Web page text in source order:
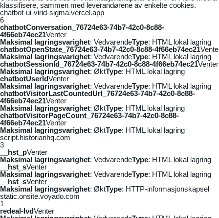
klassifisere, sammen med leverandørene av enkelte cookies.
chatbot-ui-virid-sigma.vercel.app
6
chatbotConversation_76724e63-74b7-42c0-8c88-
4f66eb74ec21Venter
Maksimal lagringsvarighet: VedvarendeType: HTML lokal lagring
chatbotOpenState_76724e63-74b7-42c0-8c88-4f66eb74ec21
Maksimal lagringsvarighet: VedvarendeType: HTML lokal lagring
chatbotSessionId_76724e63-74b7-42c0-8c88-4f66eb74ec21Venter
Maksimal lagringsvarighet: ØktType: HTML lokal lagring
chatbotUserIdVenter
Maksimal lagringsvarighet: VedvarendeType: HTML lokal lagring
chatbotVisitorLastCountedUrl_76724e63-74b7-42c0-8c88-
4f66eb74ec21Venter
Maksimal lagringsvarighet: ØktType: HTML lokal lagring
chatbotVisitorPageCount_76724e63-74b7-42c0-8c88-
4f66eb74ec21Venter
Maksimal lagringsvarighet: ØktType: HTML lokal lagring
script.historianhq.com
3
__hst_pVenter
Maksimal lagringsvarighet: VedvarendeType: HTML lokal lagring
__hst_sVenter
Maksimal lagringsvarighet: VedvarendeType: HTML lokal lagring
__hst_sVenter
Maksimal lagringsvarighet: ØktType: HTTP-informasjonskapsel
static.onsite.voyado.com
1
redeal-lvdVenter